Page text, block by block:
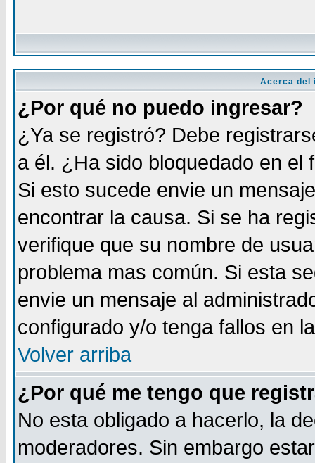
Acerca del
¿Por qué no puedo ingresar?
¿Ya se registró? Debe
a él. ¿Ha sido bloquedado en
Si esto sucede envie un
encontrar la causa. Si se ha
verifique que su nombre de
problema mas común. Si esta
envie un mensaje al
configurado y/o tenga fallos en
Volver arriba
¿Por qué me tengo que
No esta obligado a hacerlo, la
moderadores. Sin embargo